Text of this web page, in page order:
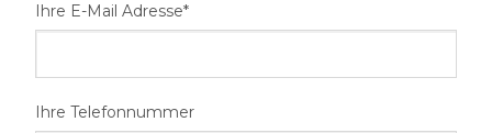
Ihre E-Mail Adresse*
Ihre Telefonnummer